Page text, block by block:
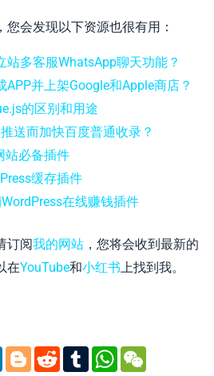
会发现以下资源也很有用：
站多客服WhatsApp聊天功能？
APP并上架Google和Apple商店？
的区别和用途
送而加快百度普通收录？
站必备插件
缓存插件
在线赚钱插件
订阅我的网站 ，您将会收到最新的
在YouTube和小红书上找到我。
LinkedIn
Blogger
Reddit
Tumblr